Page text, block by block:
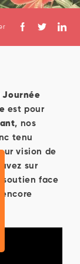
Journée
est pour
, nos
tenu
vision de
sur
soutien face